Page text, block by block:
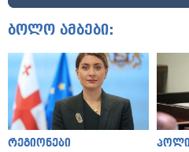
ბოლო ამბები:
რეგიონები